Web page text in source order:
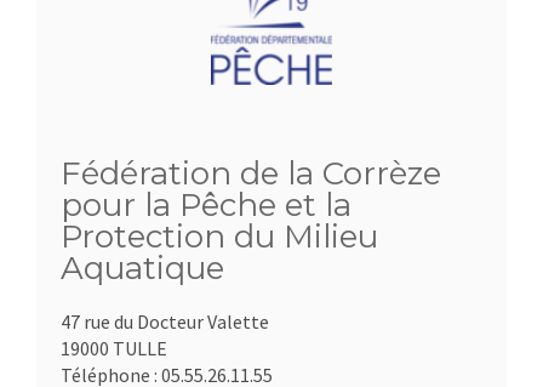
Fédération de la Corrèze
pour la Pêche et la
Protection du Milieu
Aquatique
47 rue du Docteur Valette
19000 TULLE
Téléphone : 05.55.26.11.55